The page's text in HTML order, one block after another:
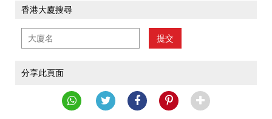
香港大廈搜尋
提交
分享此頁面